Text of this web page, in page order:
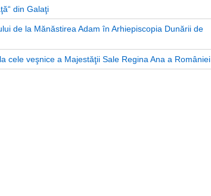
din Galaţi
de la Mănăstirea Adam în Arhiepiscopia Dunării de
cele veşnice a Majestăţii Sale Regina Ana a României